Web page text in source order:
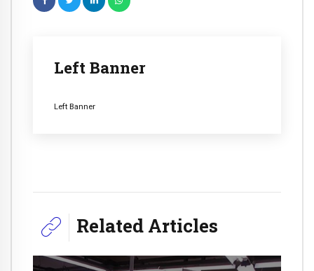
Left Banner
Left Banner
Related Articles